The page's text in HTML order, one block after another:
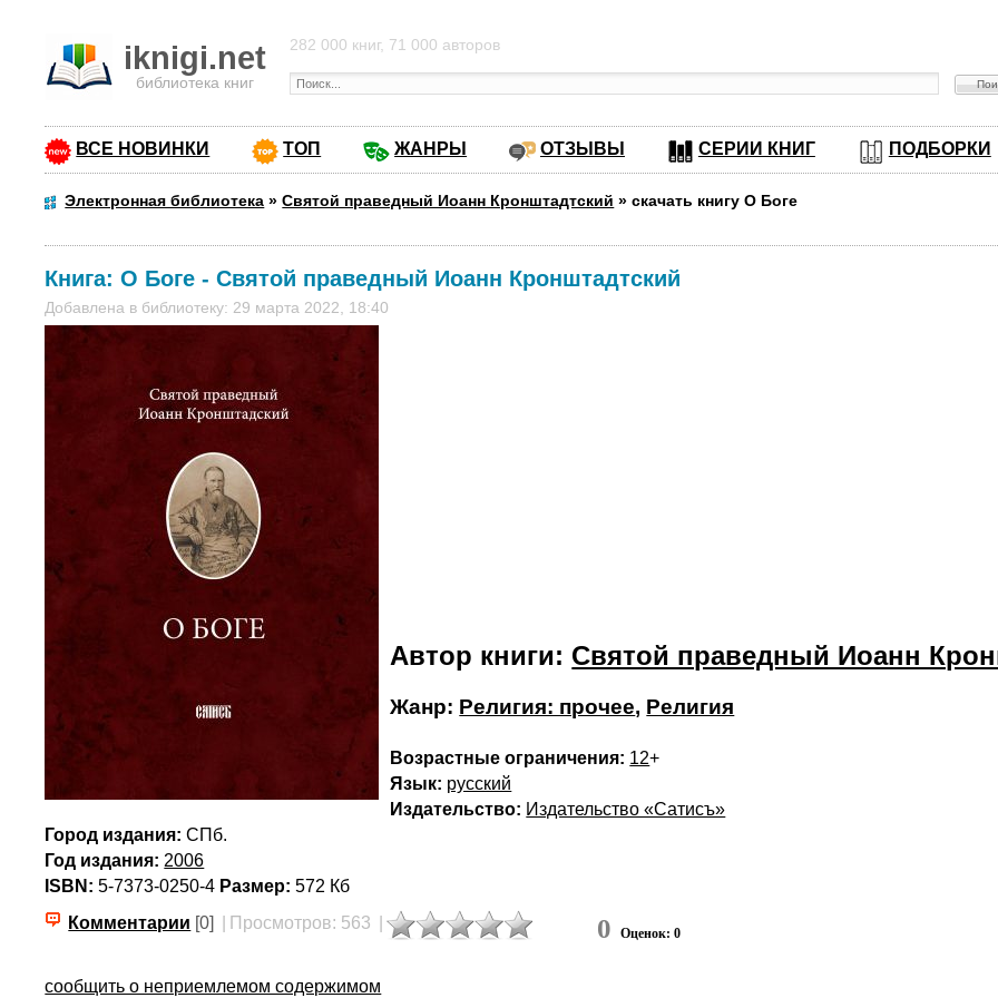
iknigi.net
библиотека книг
282 000 книг, 71 000 авторов
ВСЕ НОВИНКИ ТОП ЖАНРЫ ОТЗЫВЫ СЕРИИ КНИГ ПОДБОРКИ
Электронная библиотека »Святой праведный Иоанн Кронштадтский »скачать книгу О Боге
Книга:О Боге -Святой праведный Иоанн Кронштадтский
Добавлена в библиотеку: 29 марта 2022, 18:40
Автор книги: Святой праведный Иоанн
Жанр: Религия: прочее, Религия
Возрастные ограничения: 12+
Язык: русский
Издательство: Издательство «Сатисъ»
Город издания: СПб.
Год издания: 2006
ISBN: 5-7373-0250-4 Размер: 572 Кб
Комментарии [0] Просмотров: 563 0 Оценок: 0
сообщить о неприемлемом содержимом